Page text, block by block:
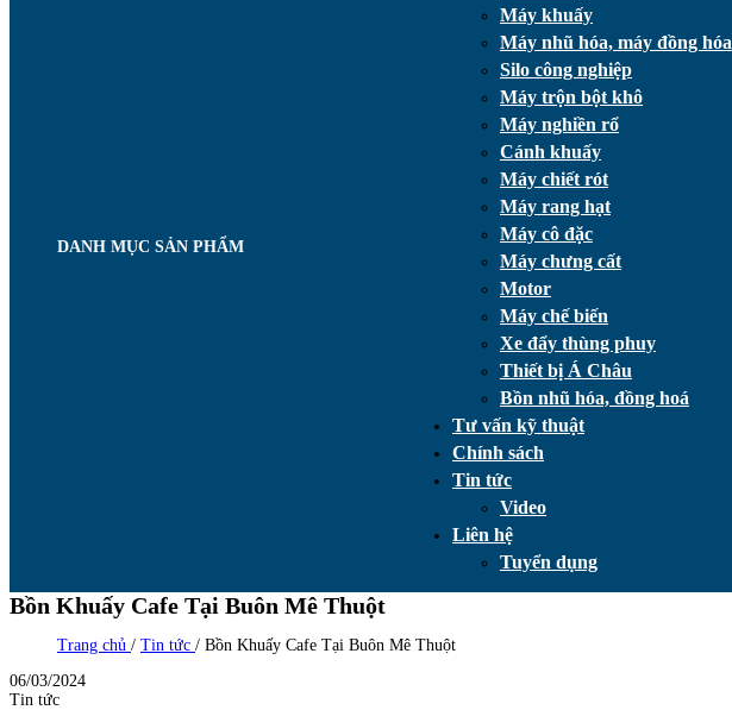
DANH MỤC SẢN PHẨM
Máy khuấy
Máy nhũ hóa, máy đồng hóa
Silo công nghiệp
Máy trộn bột khô
Máy nghiền rổ
Cánh khuấy
Máy chiết rót
Máy rang hạt
Máy cô đặc
Máy chưng cất
Motor
Máy chế biến
Xe đẩy thùng phuy
Thiết bị Á Châu
Bồn nhũ hóa, đồng hoá
Tư vấn kỹ thuật
Chính sách
Tin tức
Video
Liên hệ
Tuyển dụng
Bồn Khuấy Cafe Tại Buôn Mê Thuột
Trang chủ / Tin tức / Bồn Khuấy Cafe Tại Buôn Mê Thuột
06/03/2024
Tin tức